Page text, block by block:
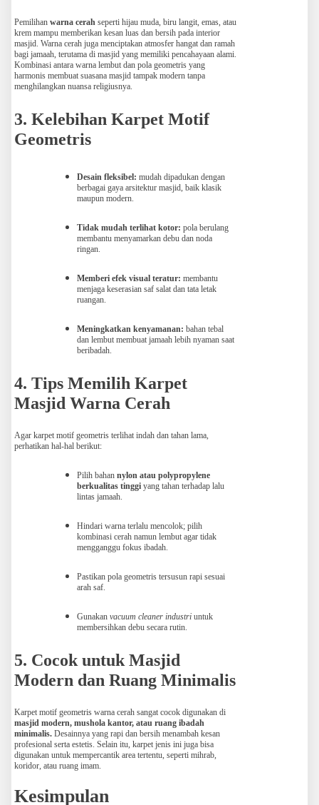
Pemilihan warna cerah seperti hijau muda, biru langit, emas, atau
krem mampu memberikan kesan luas dan bersih pada interior
masjid. Warna cerah juga menciptakan atmosfer hangat dan ramah
bagi jamaah, terutama di masjid yang memiliki pencahayaan alami.
Kombinasi antara warna lembut dan pola geometris yang
harmonis membuat suasana masjid tampak modern tanpa
menghilangkan nuansa religiusnya.
3. Kelebihan Karpet Motif
Geometris
Desain fleksibel: mudah dipadukan dengan
berbagai gaya arsitektur masjid, baik klasik
maupun modern.
Tidak mudah terlihat kotor: pola berulang
membantu menyamarkan debu dan noda
ringan.
Memberi efek visual teratur: membantu
menjaga keserasian saf salat dan tata letak
ruangan.
Meningkatkan kenyamanan: bahan tebal
dan lembut membuat jamaah lebih nyaman saat
beribadah.
4. Tips Memilih Karpet
Masjid Warna Cerah
Agar karpet motif geometris terlihat indah dan tahan lama,
perhatikan hal-hal berikut:
Pilih bahan nylon atau polypropylene
berkualitas tinggi yang tahan terhadap lalu
lintas jamaah.
Hindari warna terlalu mencolok; pilih
kombinasi cerah namun lembut agar tidak
mengganggu fokus ibadah.
Pastikan pola geometris tersusun rapi sesuai
arah saf.
Gunakan vacuum cleaner industri untuk
membersihkan debu secara rutin.
5. Cocok untuk Masjid
Modern dan Ruang Minimalis
Karpet motif geometris warna cerah sangat cocok digunakan di
masjid modern, mushola kantor, atau ruang ibadah
minimalis. Desainnya yang rapi dan bersih menambah kesan
profesional serta estetis. Selain itu, karpet jenis ini juga bisa
digunakan untuk mempercantik area tertentu, seperti mihrab,
koridor, atau ruang imam.
Kesimpulan